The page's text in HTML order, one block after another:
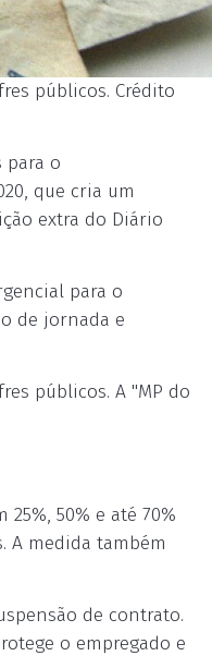
públicos. Crédito
para o
que cria um
extra do Diário
para o
de jornada e
públicos. A "MP do
50% e até 70%
A medida também
de contrato.
o empregado e